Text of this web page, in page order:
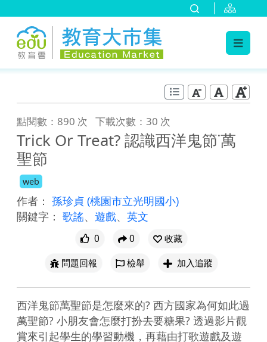
點閱數：890 次 下載次數：30 次
Trick Or Treat? 認識西洋鬼節˙萬
聖節
web
作者： 孫珍貞 (桃園市立光明國小)
關鍵字： 歌謠、 遊戲、 英文
0 0
收藏
問題回報
檢舉 加入追蹤
西洋鬼節萬聖節是怎麼來的? 西方國家為何如此過
萬聖節? 小朋友會怎麼打扮去要糖果? 透過影片觀
賞來引起學生的學習動機，再藉由打歌遊戲及遊